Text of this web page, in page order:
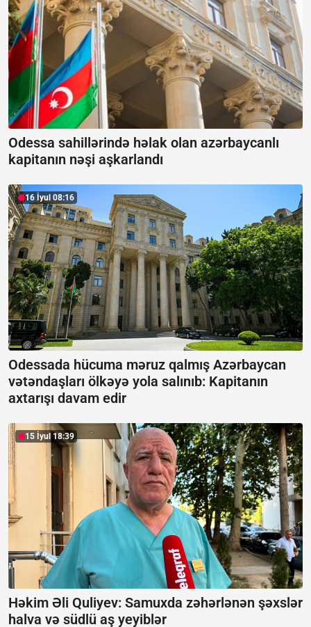
Odessa sahillərində həlak olan azərbaycanlı
kapitanın nəşi aşkarlandı
16 İyul 08:16
Odessada hücuma məruz qalmış Azərbaycan
vətəndaşları ölkəyə yola salınıb: Kapitanın
axtarışı davam edir
15 İyul 18:39
Həkim Əli Quliyev: Samuxda zəhərlənən şəxslər
halva və südlü aş yeyiblər